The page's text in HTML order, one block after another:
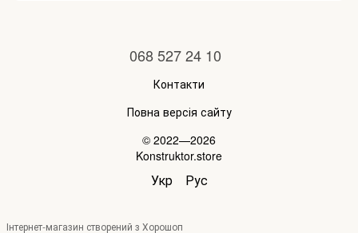
068 527 24 10
Контакти
Повна версія сайту
© 2022—2026
Konstruktor.store
Укр Рус
Інтернет-магазин створений з Хорошоп